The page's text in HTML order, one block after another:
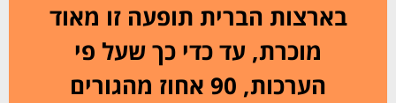
בארצות הברית תופעה זו מאוד
מוכרת, עד כדי כך שעל פי
הערכות, 90 אחוז מהגורים